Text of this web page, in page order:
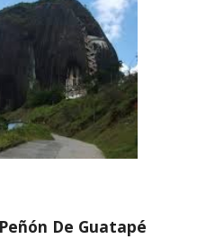
Peñón De Guatapé